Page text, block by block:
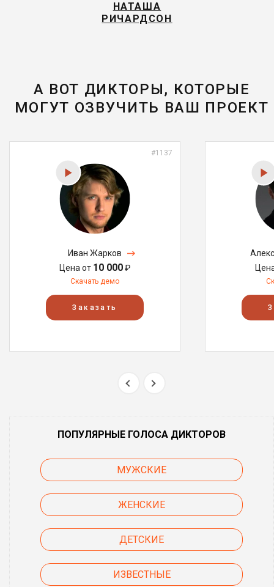
НАТАША
РИЧАРДСОН
А ВОТ ДИКТОРЫ, КОТОРЫЕ
МОГУТ ОЗВУЧИТЬ ВАШ ПРОЕКТ
#1137
Иван Жарков
Цена от 10 000₽
Скачать демо
Заказать
ПОПУЛЯРНЫЕ ГОЛОСА ДИКТОРОВ
МУЖСКИЕ
ЖЕНСКИЕ
ДЕТСКИЕ
ИЗВЕСТНЫЕ